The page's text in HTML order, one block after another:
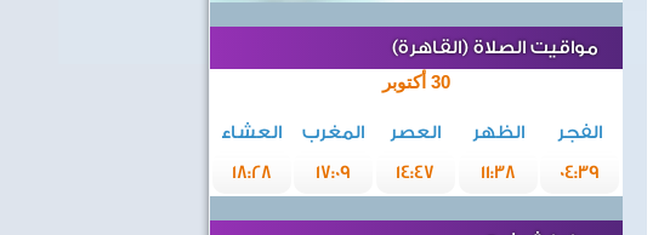
مواقيت الصلاة (القاهرة)
30 أكتوبر
الفجر الظهر العصر المغرب
العشاء
04:39
11:38
14:47
17:09
18:28